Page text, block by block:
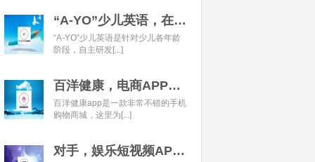
“A-YO”少儿英语，在线语言学习平台开发经典案例
“A-YO”少儿英语是针对少儿各年龄
阶段，自主研发[...]
百洋健康，电商APP开发经典案例
百洋健康app是一款非常不错的手机
购物商城，这里为[...]
对手，娱乐短视频APP开发经典案例